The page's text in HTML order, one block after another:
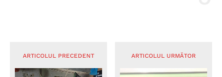
ARTICOLUL PRECEDENT ARTICOLUL URMĂTOR